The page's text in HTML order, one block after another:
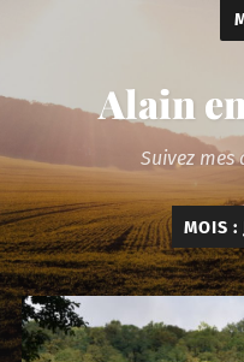
Alain
Suivez mes
MOIS :